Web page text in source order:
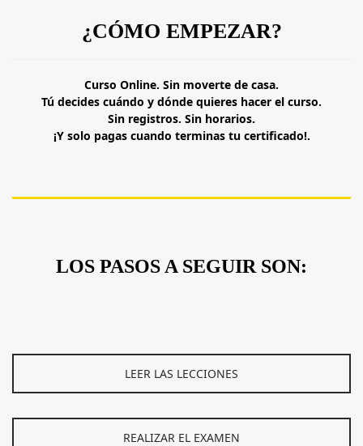
¿CÓMO EMPEZAR?
Curso Online. Sin moverte de casa.
Tú decides cuándo y dónde quieres hacer el curso.
Sin registros. Sin horarios.
¡Y solo pagas cuando terminas tu certificado!.
LOS PASOS A SEGUIR SON:
LEER LAS LECCIONES
REALIZAR EL EXAMEN